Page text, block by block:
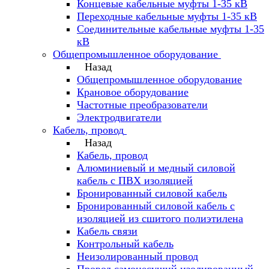
Концевые кабельные муфты 1-35 кВ
Переходные кабельные муфты 1-35 кВ
Соединительные кабельные муфты 1-35
кВ
Общепромышленное оборудование
Назад
Общепромышленное оборудование
Крановое оборудование
Частотные преобразователи
Электродвигатели
Кабель, провод
Назад
Кабель, провод
Алюминиевый и медный силовой
кабель с ПВХ изоляцией
Бронированный силовой кабель
Бронированный силовой кабель с
изоляцией из сшитого полиэтилена
Кабель связи
Контрольный кабель
Неизолированный провод